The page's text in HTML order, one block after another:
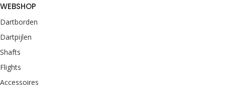
WEBSHOP
Dartborden
Dartpijlen
Shafts
Flights
Accessoires